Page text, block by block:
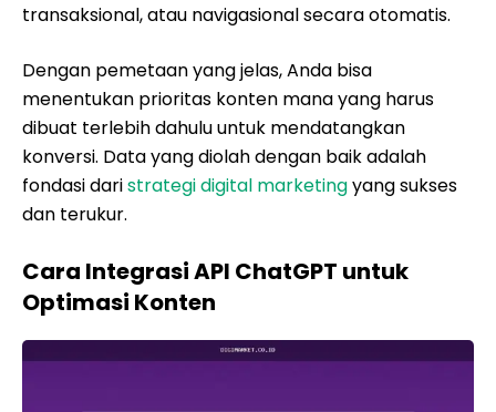
transaksional, atau navigasional secara otomatis.
Dengan pemetaan yang jelas, Anda bisa
menentukan prioritas konten mana yang harus
dibuat terlebih dahulu untuk mendatangkan
konversi. Data yang diolah dengan baik adalah
fondasi daristrategi digital marketingyang sukses
dan terukur.
Cara Integrasi API ChatGPT untuk
Optimasi Konten